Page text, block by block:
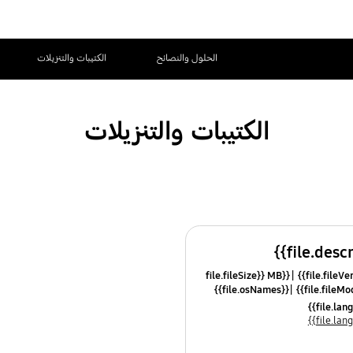
الحلول والنصائح الكتيبات والتنزيلات
الكتيبات والتنزيلات
{{file.fileSize}} MB
{{file.osNames}}